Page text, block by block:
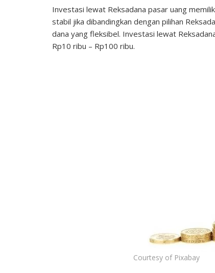
Investasi lewat Reksadana pasar uang
stabil jika dibandingkan dengan pilihan
dana yang fleksibel. Investasi lewat
Rp10 ribu – Rp100 ribu.
Courtesy of Pixabay